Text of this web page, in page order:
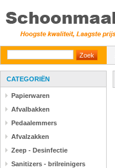
CATEGORIËN
Papierwaren
Afvalbakken
Pedaalemmers
Afvalzakken
Zeep - Desinfectie
Sanitizers - brilreinigers